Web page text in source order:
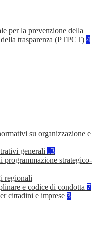
per la prevenzione della
trasparenza (PTPCT) 4
su organizzazione e
generali 13
programmazione strategico-
regionali
e codice di condotta 7
cittadini e imprese 3